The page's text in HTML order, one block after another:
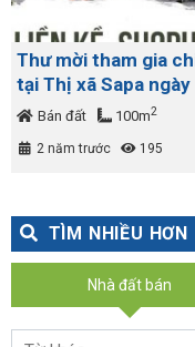
Thư mời tham gia
tại Thị xã Sapa
Bán đất 100m2
2 năm trước 195
TÌM NHIỀU HƠN
Nhà đất bán